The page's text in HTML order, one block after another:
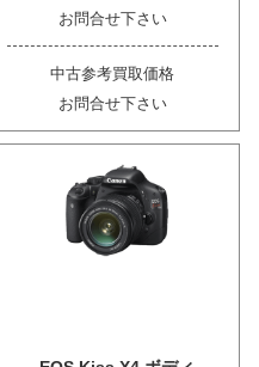
お問合せ下さい
中古参考買取価格
お問合せ下さい